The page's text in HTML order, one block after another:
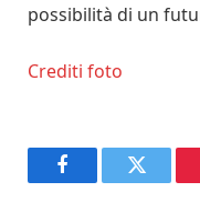
possibilità di un
Crediti foto
FacebookTwitter